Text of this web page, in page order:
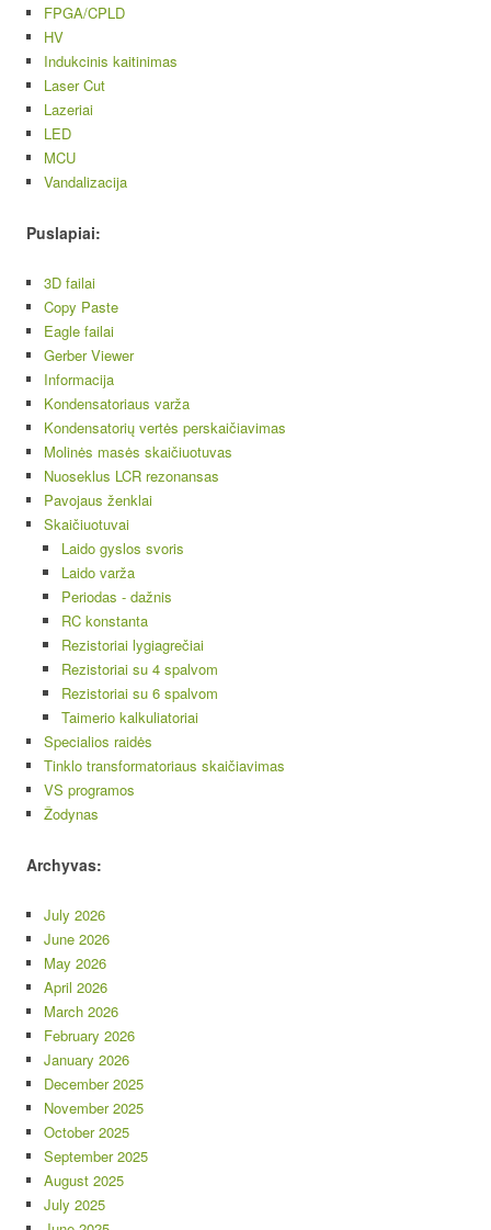
FPGA/CPLD
HV
Indukcinis kaitinimas
Laser Cut
Lazeriai
LED
MCU
Vandalizacija
Puslapiai:
3D failai
Copy Paste
Eagle failai
Gerber Viewer
Informacija
Kondensatoriaus varža
Kondensatorių vertės perskaičiavimas
Molinės masės skaičiuotuvas
Nuoseklus LCR rezonansas
Pavojaus ženklai
Skaičiuotuvai
Laido gyslos svoris
Laido varža
Periodas - dažnis
RC konstanta
Rezistoriai lygiagrečiai
Rezistoriai su 4 spalvom
Rezistoriai su 6 spalvom
Taimerio kalkuliatoriai
Specialios raidės
Tinklo transformatoriaus skaičiavimas
VS programos
Žodynas
Archyvas:
July 2026
June 2026
May 2026
April 2026
March 2026
February 2026
January 2026
December 2025
November 2025
October 2025
September 2025
August 2025
July 2025